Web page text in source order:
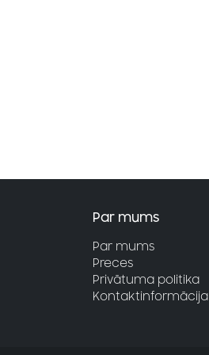
Par mums
Par mums
Preces
Privātuma politika
Kontaktinformācija